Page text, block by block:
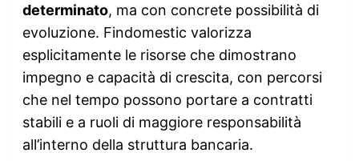
determinato, ma con concrete possibilità di
evoluzione. Findomestic valorizza
esplicitamente le risorse che dimostrano
impegno e capacità di crescita, con percorsi
che nel tempo possono portare a contratti
stabili e a ruoli di maggiore responsabilità
all’interno della struttura bancaria.